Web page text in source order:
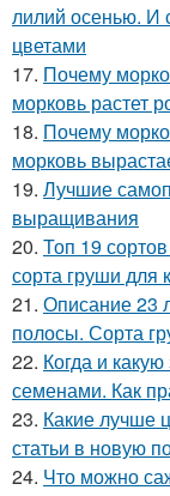
лилий осенью. И
цветами
17. Почему
морковь растет
18. Почему
морковь
19. Лучшие
выращивания
20. Топ 19
сорта груши для
21. Описание 23
полосы. Сорта
22. Когда и
семенами. Как
23. Какие лучше
статьи в новую
24. Что можно